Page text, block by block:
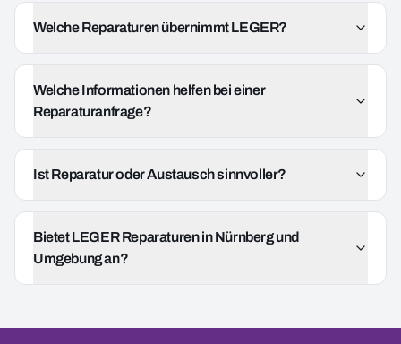
Welche Reparaturen übernimmt LEGER?
Welche Informationen helfen bei einer
Reparaturanfrage?
Ist Reparatur oder Austausch sinnvoller?
Bietet LEGER Reparaturen in Nürnberg und
Umgebung an?